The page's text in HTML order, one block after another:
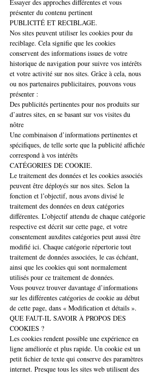
Essayer des approches différentes et vous
présenter du contenu pertinent
PUBLICITÉ ET RECIBLAGE.
Nos sites peuvent utiliser les cookies pour du
reciblage. Cela signifie que les cookies
conservent des informations issues de votre
historique de navigation pour suivre vos intérêts
et votre activité sur nos sites. Grâce à cela, nous
ou nos partenaires publicitaires, pouvons vous
présenter :
Des publicités pertinentes pour nos produits sur
d’autres sites, en se basant sur vos visites du
nôtre
Une combinaison d’informations pertinentes et
spécifiques, de telle sorte que la publicité affichée
correspond à vos intérêts
CATÉGORIES DE COOKIE.
Le traitement des données et les cookies associés
peuvent être déployés sur nos sites. Selon la
fonction et l’objectif, nous avons divisé le
traitement des données en deux catégories
différentes. L’objectif attendu de chaque catégorie
respective est décrit sur cette page, et votre
consentement auxdites catégories peut aussi être
modifié ici. Chaque catégorie répertorie tout
traitement de données associées, le cas échéant,
ainsi que les cookies qui sont normalement
utilisés pour ce traitement de données.
Vous pouvez trouver davantage d’informations
sur les différentes catégories de cookie au début
de cette page, dans « Modification et détails ».
QUE FAUT-IL SAVOIR À PROPOS DES
COOKIES ?
Les cookies rendent possible une expérience en
ligne améliorée et plus rapide. Un cookie est un
petit fichier de texte qui conserve des paramètres
internet. Presque tous les sites web utilisent des